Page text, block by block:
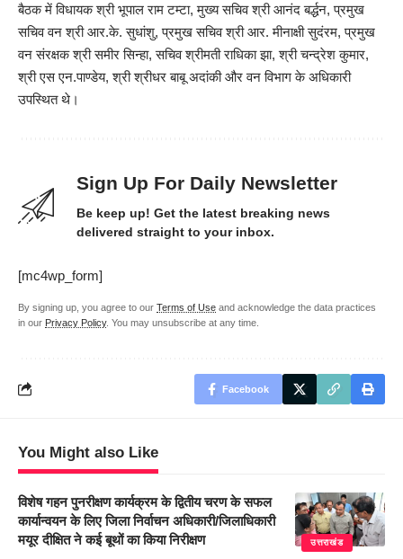
बैठक में विधायक श्री भूपाल राम टम्टा, मुख्य सचिव श्री आनंद बर्द्धन, प्रमुख
सचिव वन श्री आर.के. सुधांशु, प्रमुख सचिव श्री आर. मीनाक्षी सुदंरम, प्रमुख
वन संरक्षक श्री समीर सिन्हा, सचिव श्रीमती राधिका झा, श्री चन्द्रेश कुमार,
श्री एस एन.पाण्डेय, श्री श्रीधर बाबू अदांकी और वन विभाग के अधिकारी
उपस्थित थे।
Sign Up For Daily Newsletter
Be keep up! Get the latest breaking news
delivered straight to your inbox.
[mc4wp_form]
By signing up, you agree to our Terms of Use and acknowledge the data practices
in our Privacy Policy. You may unsubscribe at any time.
Facebook
You Might also Like
उत्तराखंड
विशेष गहन पुनरीक्षण कार्यक्रम के द्वितीय चरण के सफल
कार्यान्वयन के लिए जिला निर्वाचन अधिकारी/जिलाधिकारी
मयूर दीक्षित ने कई बूथों का किया निरीक्षण